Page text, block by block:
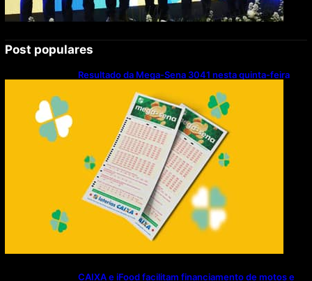
Post populares
Resultado da Mega-Sena 3041 nesta quinta-feira
CAIXA e iFood facilitam financiamento de motos e